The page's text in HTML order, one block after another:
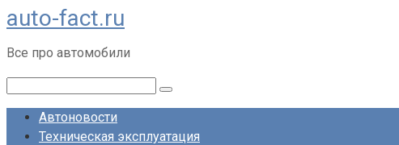
Перейти
к
контенту
auto-fact.ru
Все про автомобили
Автоновости
Техническая эксплуатация